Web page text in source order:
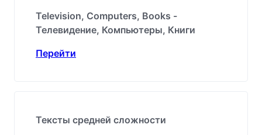
Television, Computers, Books -
Телевидение, Компьютеры, Книги
Перейти
Тексты средней сложности